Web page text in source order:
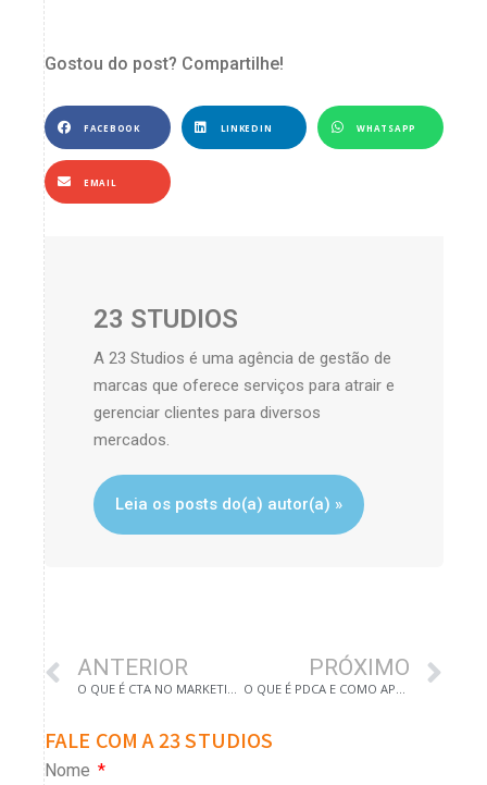
Gostou do post? Compartilhe!
FACEBOOK LINKEDIN WHATSAPP
EMAIL
23 STUDIOS
A 23 Studios é uma agência de gestão de
marcas que oferece serviços para atrair e
gerenciar clientes para diversos
mercados.
Leia os posts do(a) autor(a) »
ANTERIOR PRÓXIMO
FALE COM A 23 STUDIOS
Nome